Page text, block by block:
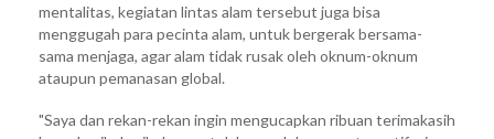
mentalitas, kegiatan lintas alam tersebut juga bisa
menggugah para pecinta alam, untuk bergerak bersama-
sama menjaga, agar alam tidak rusak oleh oknum-oknum
ataupun pemanasan global.
"Saya dan rekan-rekan ingin mengucapkan ribuan terimakasih